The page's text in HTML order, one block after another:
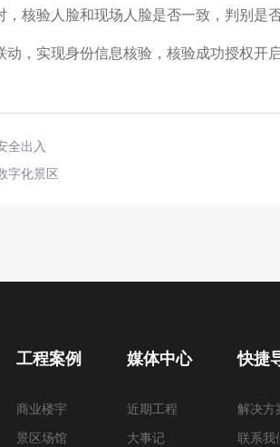
核验人脸和现场人脸是否一致，判别是
，实现身份信息核验，核验成功授权开
全出入
字化景区
工程案例
商业楼宇
景区场馆
媒体中心
近期工程
大事记
快捷
解决方
联系我